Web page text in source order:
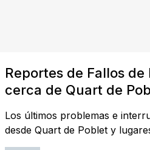
Reportes de Fallos de
cerca de Quart de
Los últimos problemas e
desde Quart de Poblet y